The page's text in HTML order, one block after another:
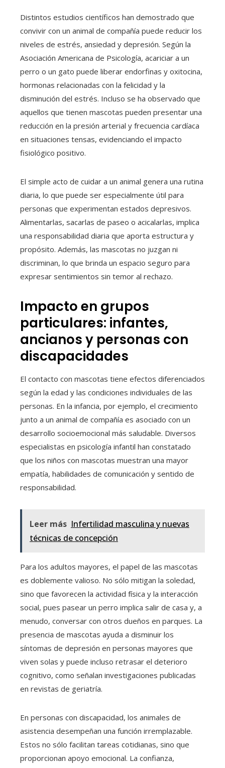
Distintos estudios científicos han demostrado que
convivir con un animal de compañía puede reducir los
niveles de estrés, ansiedad y depresión. Según la
Asociación Americana de Psicología, acariciar a un
perro o un gato puede liberar endorfinas y oxitocina,
hormonas relacionadas con la felicidad y la
disminución del estrés. Incluso se ha observado que
aquellos que tienen mascotas pueden presentar una
reducción en la presión arterial y frecuencia cardíaca
en situaciones tensas, evidenciando el impacto
fisiológico positivo.
El simple acto de cuidar a un animal genera una rutina
diaria, lo que puede ser especialmente útil para
personas que experimentan estados depresivos.
Alimentarlas, sacarlas de paseo o acicalarlas, implica
una responsabilidad diaria que aporta estructura y
propósito. Además, las mascotas no juzgan ni
discriminan, lo que brinda un espacio seguro para
expresar sentimientos sin temor al rechazo.
Impacto en grupos
particulares: infantes,
ancianos y personas con
discapacidades
El contacto con mascotas tiene efectos diferenciados
según la edad y las condiciones individuales de las
personas. En la infancia, por ejemplo, el crecimiento
junto a un animal de compañía es asociado con un
desarrollo socioemocional más saludable. Diversos
especialistas en psicología infantil han constatado
que los niños con mascotas muestran una mayor
empatía, habilidades de comunicación y sentido de
responsabilidad.
Leer más Infertilidad masculina y nuevas
técnicas de concepción
Para los adultos mayores, el papel de las mascotas
es doblemente valioso. No sólo mitigan la soledad,
sino que favorecen la actividad física y la interacción
social, pues pasear un perro implica salir de casa y, a
menudo, conversar con otros dueños en parques. La
presencia de mascotas ayuda a disminuir los
síntomas de depresión en personas mayores que
viven solas y puede incluso retrasar el deterioro
cognitivo, como señalan investigaciones publicadas
en revistas de geriatría.
En personas con discapacidad, los animales de
asistencia desempeñan una función irremplazable.
Estos no sólo facilitan tareas cotidianas, sino que
proporcionan apoyo emocional. La confianza,